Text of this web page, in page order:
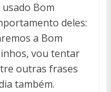
Bom
deles:
a Bom
vou tentar
outras frases
também.